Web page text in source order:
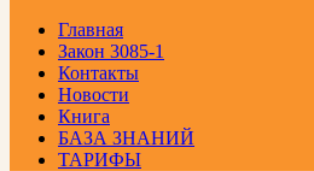
Главная
Закон 3085-1
Контакты
Новости
Книга
БАЗА ЗНАНИЙ
ТАРИФЫ